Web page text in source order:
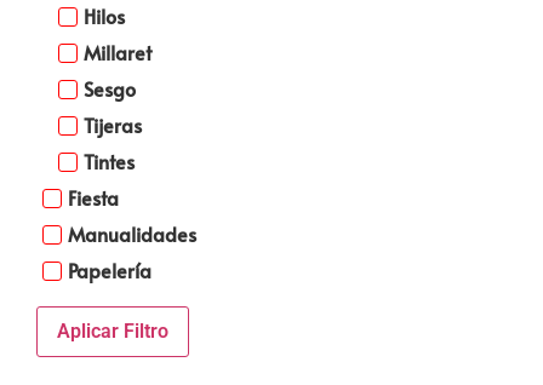
Hilos
Millaret
Sesgo
Tijeras
Tintes
Fiesta
Manualidades
Papelería
Aplicar Filtro